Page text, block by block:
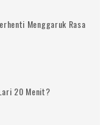
Menggaruk Rasa
20 Menit?